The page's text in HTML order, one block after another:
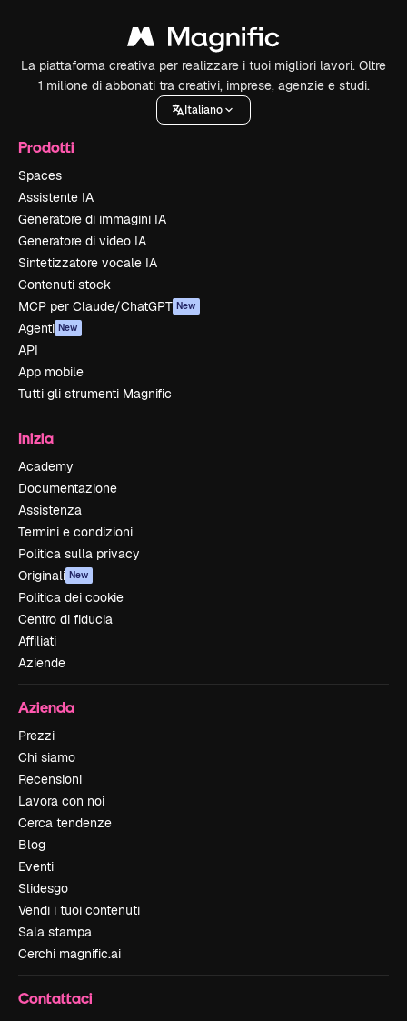
La piattaforma creativa per realizzare i tuoi migliori lavori. Oltre
1 milione di abbonati tra creativi, imprese, agenzie e studi.
Italiano
Prodotti
Spaces
Assistente IA
Generatore di immagini IA
Generatore di video IA
Sintetizzatore vocale IA
Contenuti stock
MCP per Claude/ChatGPT New
Agenti New
API
App mobile
Tutti gli strumenti Magnific
Inizia
Academy
Documentazione
Assistenza
Termini e condizioni
Politica sulla privacy
Originali New
Politica dei cookie
Centro di fiducia
Affiliati
Aziende
Azienda
Prezzi
Chi siamo
Recensioni
Lavora con noi
Cerca tendenze
Blog
Eventi
Slidesgo
Vendi i tuoi contenuti
Sala stampa
Cerchi magnific.ai
Contattaci